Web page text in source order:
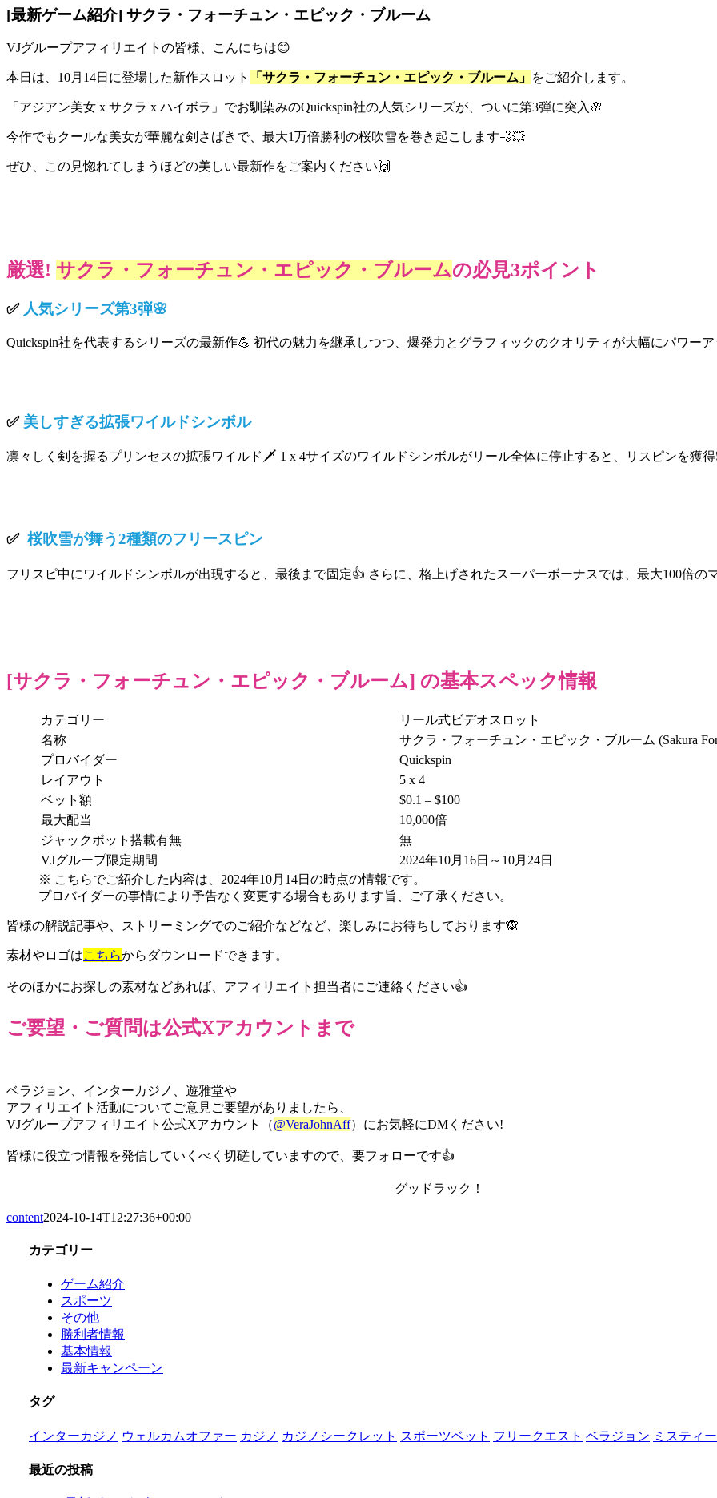
Image
[最新ゲーム紹介] サクラ・フォーチュン・エピック・ブルーム
VJグループアフィリエイトの皆様、こんにちは😊
本日は、10月14日に登場した新作スロット 「 サクラ・フォーチュン・エピック・ブルーム 」 をご紹介します。
「アジアン美女 x サクラ x ハイボラ 」 でお馴染みのQuickspin社の人気シリーズが、ついに第3弾に突入🌸
今作でもクールな美女が華麗な剣さばきで、最大1万倍勝利の桜吹雪を巻き起こします💨💥
ぜひ、この見惚れてしまうほどの美しい最新作をご案内ください 🙌
厳選! サクラ・フォーチュン・エピック・ ブルームの必見3ポイント
✅ 人気シリーズ第3弾🌸
Quickspin社を代表するシリーズの最新作💪 初代の魅力を継承しつつ、爆発力とグラフィックのクオリティ が大幅にパワー
✅ 美しすぎる拡張ワイルドシンボル
凛々しく剣を握るプリンセスの拡張ワイルド 🗡️ 1 x 4サイズのワイルドシンボルがリール全体に停止すると、リスピンを獲得
✅ 桜吹雪が舞う2種類のフリースピン
フリスピ中にワイルドシンボルが出現すると、最後まで固定👍 さらに、格上げされたスーパーボーナスでは、最大100倍の
[サクラ・フォーチュン・エピック・ ブルーム] の基本スペック情報
カテゴリー
リール式ビデオスロット
名称
サクラ・フォーチュン・エピック・ブルーム (Sakura
プロバイダー
Quickspin
レイアウト
5 x 4
ベット額
$0.1 – $100
最大配当
10,000倍
ジャックポット搭載有無
無
VJグループ限定期間
2024年10月16日～10月24日
※ こちらでご紹介した内容は、2024年10月14日の時点の情報です。
プロバイダーの事情により予告なく変更する場合もあります旨、ご了承ください。
皆様の解説記事や、ストリーミングでのご紹介などなど、楽しみにお待ちしております🙈
素材やロゴはこちらからダウンロードできます。
そのほかにお探しの素材などあれば、アフィリエイト担当者にご連絡ください👍
ご要望・ご質問は公式Xアカウントまで
ベラジョン、インターカジノ、遊雅堂や
アフィリエイト活動についてご意見ご要望がありましたら、
VJグループアフィリエイト公式Xアカウント
（@VeraJohnAff）にお気軽にDMください!
皆様に役立つ情報を発信していくべく切磋していますので、要フォローです👍
グッドラック！
content2024-10-14T12:27:36+00:00
カテゴリー
ゲーム紹介
スポーツ
その他
勝利者情報
基本情報
最新キャンペーン
タグ
インターカジノ ウェルカムオファー カジノ カジノシークレット スポーツベット フリークエスト ベラジョン ミスティ
最近の投稿